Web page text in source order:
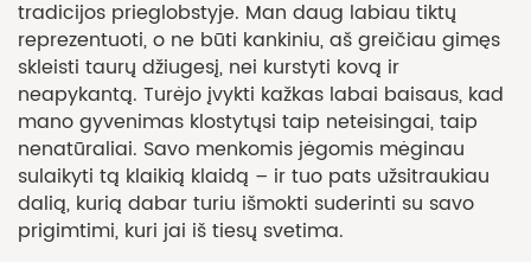
tradicijos prieglobstyje. Man daug labiau tiktų
reprezentuoti, o ne būti kankiniu, aš greičiau gimęs
skleisti taurų džiugesį, nei kurstyti kovą ir
neapykantą. Turėjo įvykti kažkas labai baisaus, kad
mano gyvenimas klostytųsi taip neteisingai, taip
nenatūraliai. Savo menkomis jėgomis mėginau
sulaikyti tą klaikią klaidą – ir tuo pats užsitraukiau
dalią, kurią dabar turiu išmokti suderinti su savo
prigimtimi, kuri jai iš tiesų svetima.